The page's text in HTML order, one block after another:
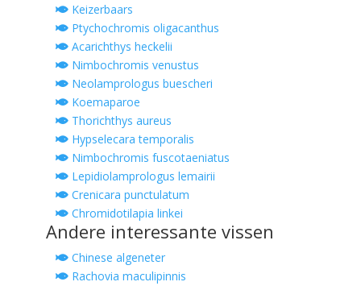
Keizerbaars
Ptychochromis oligacanthus
Acarichthys heckelii
Nimbochromis venustus
Neolamprologus buescheri
Koemaparoe
Thorichthys aureus
Hypselecara temporalis
Nimbochromis fuscotaeniatus
Lepidiolamprologus lemairii
Crenicara punctulatum
Chromidotilapia linkei
Andere interessante vissen
Chinese algeneter
Rachovia maculipinnis